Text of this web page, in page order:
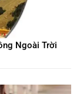
Ngoài Trời